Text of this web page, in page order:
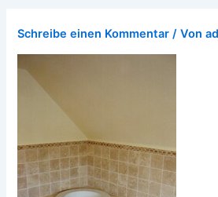
Schreibe einen Kommentar / Von